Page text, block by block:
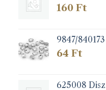
választhatók
160 Ft
9847/
64 Ft
625008